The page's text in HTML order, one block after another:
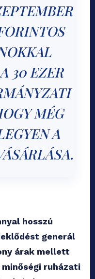
30 EZER
MÉG
A
hosszú
generál
árak mellett
ruházati